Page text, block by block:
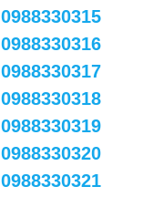
0988330315
0988330316
0988330317
0988330318
0988330319
0988330320
0988330321